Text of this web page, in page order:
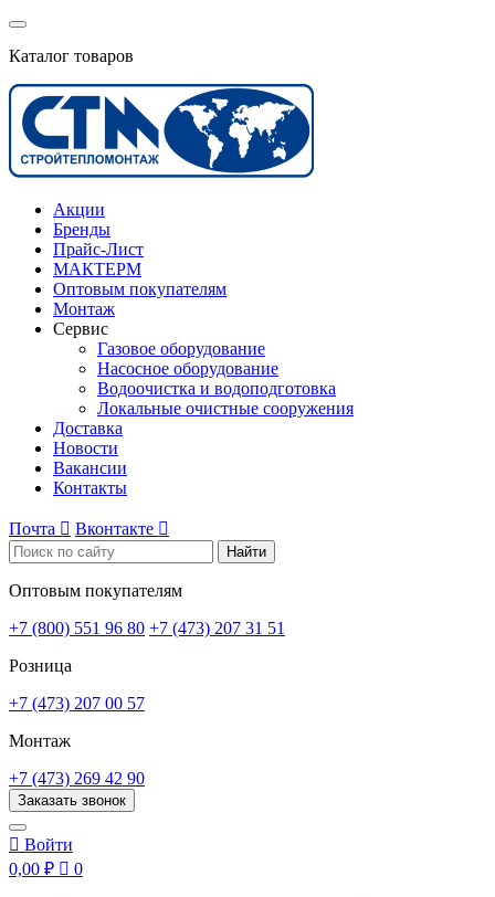
Каталог товаров
Акции
Бренды
Прайс-Лист
МАКТЕРМ
Оптовым покупателям
Монтаж
Сервис
Газовое оборудование
Насосное оборудование
Водоочистка и водоподготовка
Локальные очистные сооружения
Доставка
Новости
Вакансии
Контакты
Почта  Вконтакте 
Найти
Оптовым покупателям
+7 (800) 551 96 80 +7 (473) 207 31 51
Розница
+7 (473) 207 00 57
Монтаж
+7 (473) 269 42 90
Заказать звонок
 Войти
0,00 ₽  0